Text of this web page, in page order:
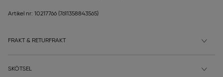
Artikel nr: 10217766 (7611358843565)
FRAKT & RETURFRAKT
SKÖTSEL